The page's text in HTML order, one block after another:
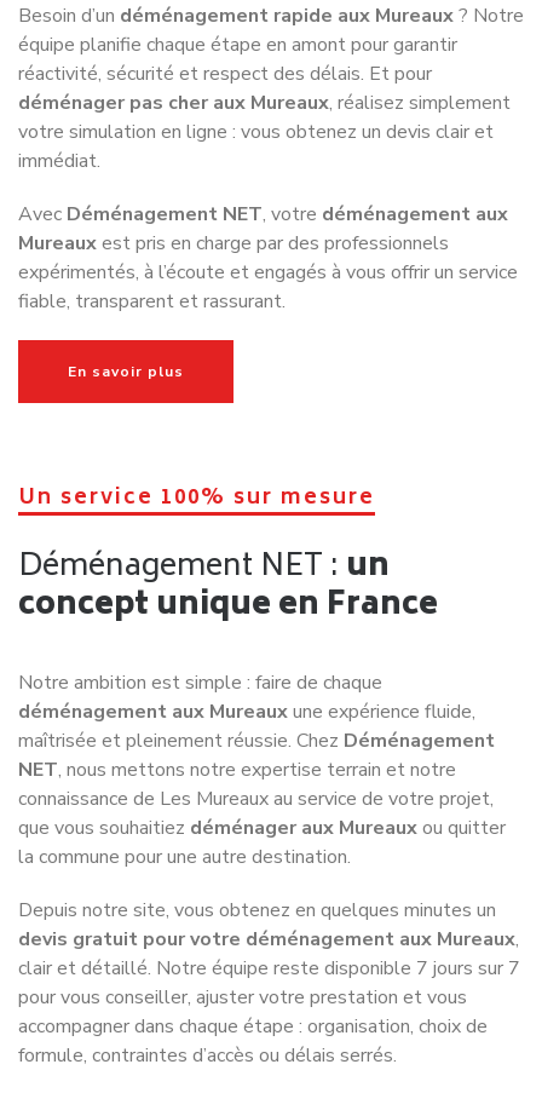
Besoin d’un déménagement rapide aux Mureaux? Notre
équipe planifie chaque étape en amont pour garantir
réactivité, sécurité et respect des délais. Et pour
déménager pas cher aux Mureaux, réalisez simplement
votre simulation en ligne : vous obtenez un devis clair et
immédiat.
Avec Déménagement NET, votre déménagement aux
Mureauxest pris en charge par des professionnels
expérimentés, à l’écoute et engagés à vous offrir un service
fiable, transparent et rassurant.
En savoir plus
Un service 100% sur mesure
Déménagement NET : un
concept unique en France
Notre ambition est simple : faire de chaque
déménagement aux Mureauxune expérience fluide,
maîtrisée et pleinement réussie. Chez Déménagement
NET, nous mettons notre expertise terrain et notre
connaissance de Les Mureauxau service de votre projet,
que vous souhaitiez déménager aux Mureauxou quitter
la commune pour une autre destination.
Depuis notre site, vous obtenez en quelques minutes un
devis gratuit pour votre déménagement aux Mureaux,
clair et détaillé. Notre équipe reste disponible 7 jours sur 7
pour vous conseiller, ajuster votre prestation et vous
accompagner dans chaque étape : organisation, choix de
formule, contraintes d’accès ou délais serrés.